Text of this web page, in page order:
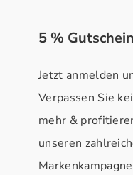
5 %
Jetzt anmelden
Verpassen Sie
mehr &
unseren